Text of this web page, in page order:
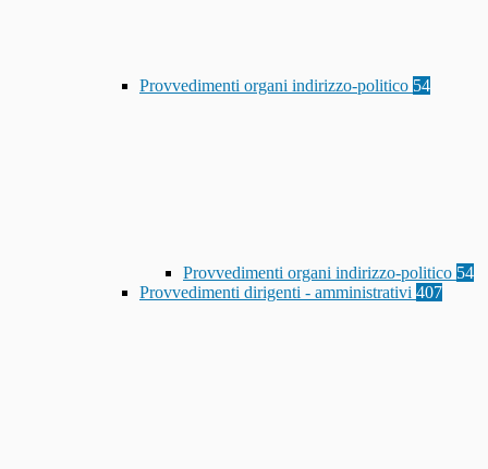
Provvedimenti organi indirizzo-politico 54
Provvedimenti organi indirizzo-politico 54
Provvedimenti dirigenti - amministrativi 407